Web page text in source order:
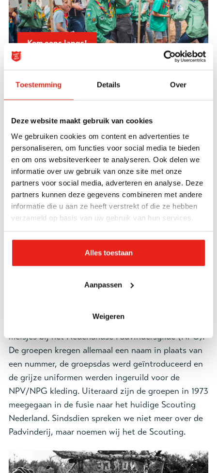
Toestemming Details Over
Deze website maakt gebruik van cookies
We gebruiken cookies om content en advertenties te
personaliseren, om functies voor social media te bieden
en om ons websiteverkeer te analyseren. Ook delen we
informatie over uw gebruik van onze site met onze
partners voor social media, adverteren en analyse. Deze
partners kunnen deze gegevens combineren met andere
informatie die u aan ze heeft verstrekt of die ze hebben
verzameld op basis van uw gebruik van hun services.
Alles toestaan
Aanpassen
Weigeren
Kom eens langs!
teruggaat? Op 7 december in 1922 zijn de eerste
Scoutingtroepen van het Leger des Heils in onze
hoofdstad geïnstalleerd. De jongens en meisjes van
Amsterdam I gingen gekleed in grijze uniformen,
compleet met hoeden en stokken. De Scouting
heette toen nog geen Scouting, maar werd de
Padvinderij genoemd.
vuurtje door Nederland. De jongelui hielden zich
bezig met allerlei activiteiten in de natuur. Ook
stelden ze zich dienstbaar op aan de gemeenschap,
deden ze Bijbelstudies en maakten ze veel muziek
bij de Nederlandse Padvinders (NPV) en met de
meisjes bij het Nederlandse Padvindersgilde (NPG).
De groepen kregen allemaal een naam in plaats van
een nummer, de groepsdas werd geïntroduceerd en
de grijze uniformen werden ingeruild voor de
NPV/NPG kleding. Uiteraard zijn de groepen in 1973
meegegaan in de fusie naar het huidige Scouting
Nederland. Sindsdien spreken we niet meer over de
Padvinderij, maar noemen wij het de Scouting.